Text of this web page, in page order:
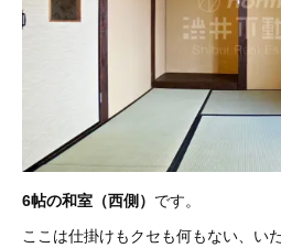
6帖の和室（西側） です。
ここは仕掛けもクセも何もない、い